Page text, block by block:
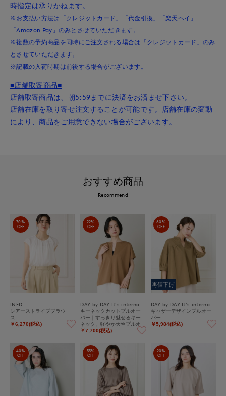
時指定は承りかねます。
※お支払い方法は「クレジットカード」「代金引換」「楽天ペイ」
「Amazon Pay」のみとさせていただきます。
※複数の予約商品を同時にご注文される場合は「クレジットカード」のみ
とさせていただきます。
※記載の入荷時期は前後する場合がございます。
■店舗取寄商品■
店舗取寄商品は、朝5:59までに決済をお済ませ下さい。
店舗在庫を取り寄せ注文することが可能です。店舗在庫の変動
により、商品をご用意できない場合がございます。
おすすめ商品
Recommend
70%
OFF
INED
シアーストライプブラウ
ス
￥6,270(税込)
22%
OFF
キーネックカットプルオー
バー｜すっきり魅せるキー
ネック、軽やか天竺プルオ
ーバー
￥7,700(税込)
60%
OFF
再値下げ
ギャザーデザインプルオー
バー
￥5,984(税込)
40%
OFF
33%
OFF
20%
OFF